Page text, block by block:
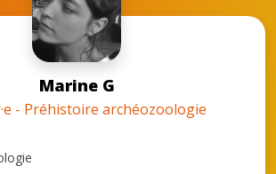
Marine G
- Préhistoire archéozoologie